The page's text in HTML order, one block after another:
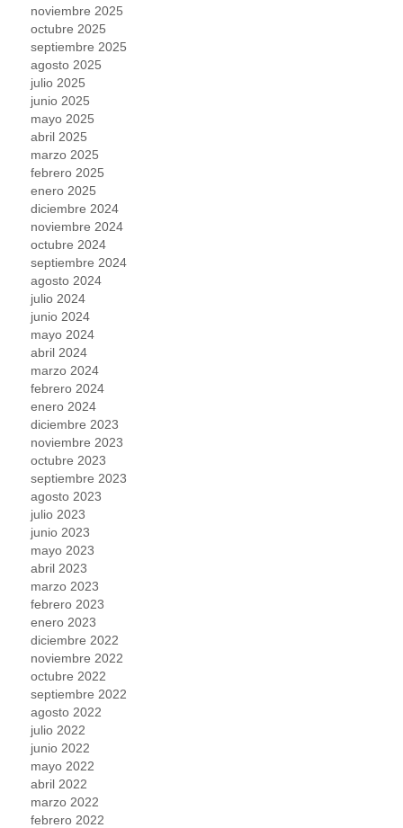
noviembre 2025
octubre 2025
septiembre 2025
agosto 2025
julio 2025
junio 2025
mayo 2025
abril 2025
marzo 2025
febrero 2025
enero 2025
diciembre 2024
noviembre 2024
octubre 2024
septiembre 2024
agosto 2024
julio 2024
junio 2024
mayo 2024
abril 2024
marzo 2024
febrero 2024
enero 2024
diciembre 2023
noviembre 2023
octubre 2023
septiembre 2023
agosto 2023
julio 2023
junio 2023
mayo 2023
abril 2023
marzo 2023
febrero 2023
enero 2023
diciembre 2022
noviembre 2022
octubre 2022
septiembre 2022
agosto 2022
julio 2022
junio 2022
mayo 2022
abril 2022
marzo 2022
febrero 2022